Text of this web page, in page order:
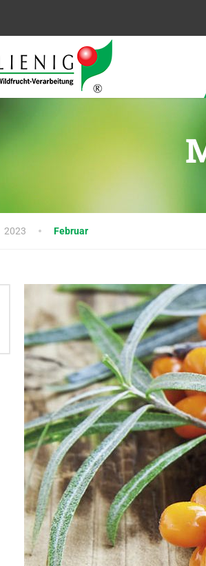
2023 Februar